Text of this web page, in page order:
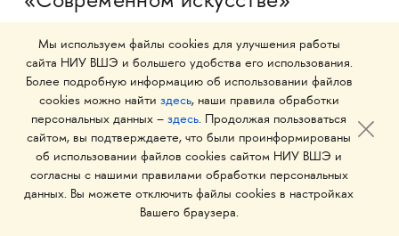
Конкурс ART ВЫШКА для абитуриентов уже открыт — а значит, сейчас
лучшее время показать свой проект и побороться за скидку на
обучение. Если вы планируете поступать на программу «Современное
искусство» в Школе дизайна НИУ ВШЭ в 2026 году, можно участвовать
в онлайн-этапе уже сейчас и готовиться к офлайн-просмотру, который
пройдёт летом. А лучше — всё вместе.
Мы используем файлы cookies для улучшения работы
сайта НИУ ВШЭ и большего удобства его использования.
Более подробную информацию об использовании файлов
cookies можно найти здесь, наши правила обработки
персональных данных – здесь. Продолжая пользоваться
сайтом, вы подтверждаете, что были проинформированы
об использовании файлов cookies сайтом НИУ ВШЭ и
согласны с нашими правилами обработки персональных
данных. Вы можете отключить файлы cookies в настройках
Вашего браузера.